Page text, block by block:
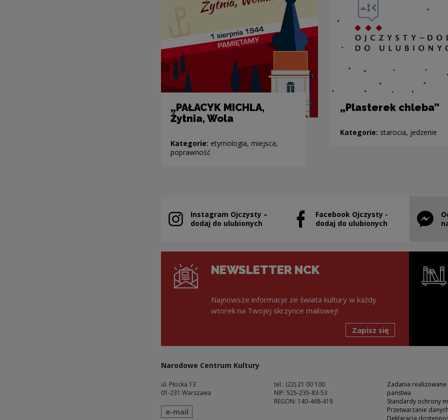
„PAŁACYK MICHLA,
Żytnia, Wola
Kategorie: etymologia, miejsca,
poprawność
„Plasterek chleba”
Kategorie: starocia, jedzenie
Instagram Ojczysty –
dodaj do ulubionych
Uwaga, link zostanie otwarty w nowym oknie
Facebook Ojczysty -
dodaj do ulubionych
Uwaga, link zostanie otwarty w nowym
Uwaga,
NEWSLETTER NCK
Najnowsze informacje ze świata kultury w każdy
wtorek na Twojej skrzynce mailowej!
Zapisz się
Narodowe Centrum Kultury
ul. Płocka 13
01-231 Warszawa
wyślij wiadomość
e-mail
tel.: (22) 21 00 100
NIP: 525-235-83-53
REGON: 140-468-418
Zadania
państwa
Standardy ochrony
Przetwarzanie